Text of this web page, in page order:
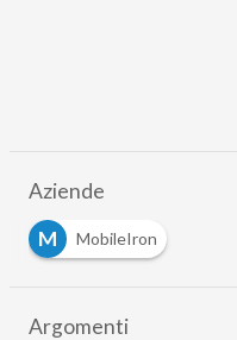
Aziende
M
MobileIron
Argomenti